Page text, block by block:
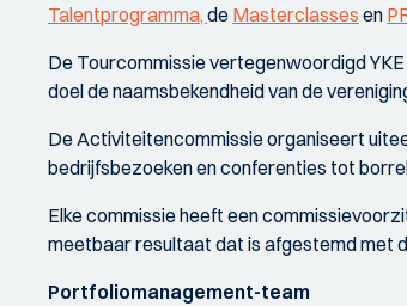
Talentprogramma, de Masterclasses en
De Tourcommissie vertegenwoordigd
doel de naamsbekendheid van de
De Activiteitencommissie organiseert
bedrijfsbezoeken en conferenties tot
Elke commissie heeft een
meetbaar resultaat dat is afgestemd met
Portfoliomanagement-team